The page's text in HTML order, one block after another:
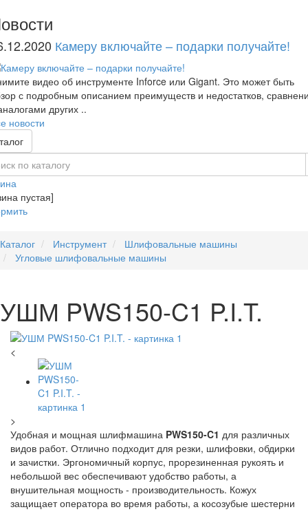
Камеру включайте – подарки получайте!
видео об инструменте Inforce или Gigant. Это может быть
с подробным описанием преимуществ и недостатков,
других ..
новости
пустая]
Каталог Инструмент
Шлифовальные машины
Угловые шлифовальные машины
УШМ PWS150-C1 P.I.T.
<
>
Удобная и мощная шлифмашина PWS150-C1 для различных
видов работ. Отлично подходит для резки, шлифовки, обдирки
и зачистки. Эргономичный корпус, прорезиненная рукоять и
небольшой вес обеспечивают удобство работы, а
внушительная мощность - производительность. Кожух
защищает оператора во время работы, а косозубые шестерни